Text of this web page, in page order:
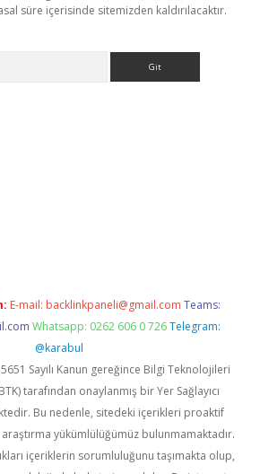
süre içerisinde sitemizden kaldırılacaktır.
E-mail: backlinkpaneli@gmail.com Teams:
Whatsapp: 0262 606 0 726 Telegram:
@karabul
Sayılı Kanun gereğince Bilgi Teknolojileri
tarafından onaylanmış bir Yer Sağlayıcı
Bu nedenle, sitedeki içerikleri proaktif
yükümlülüğümüz bulunmamaktadır.
içeriklerin sorumluluğunu taşımakta olup,